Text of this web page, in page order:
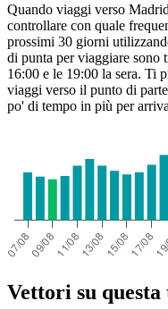
Quando viaggi verso
controllare con quale
prossimi 30 giorni
di punta per viaggiare sono
16:00 e le 19:00 la sera. Ti
viaggi verso il punto di
po' di tempo in più per
Vettori su